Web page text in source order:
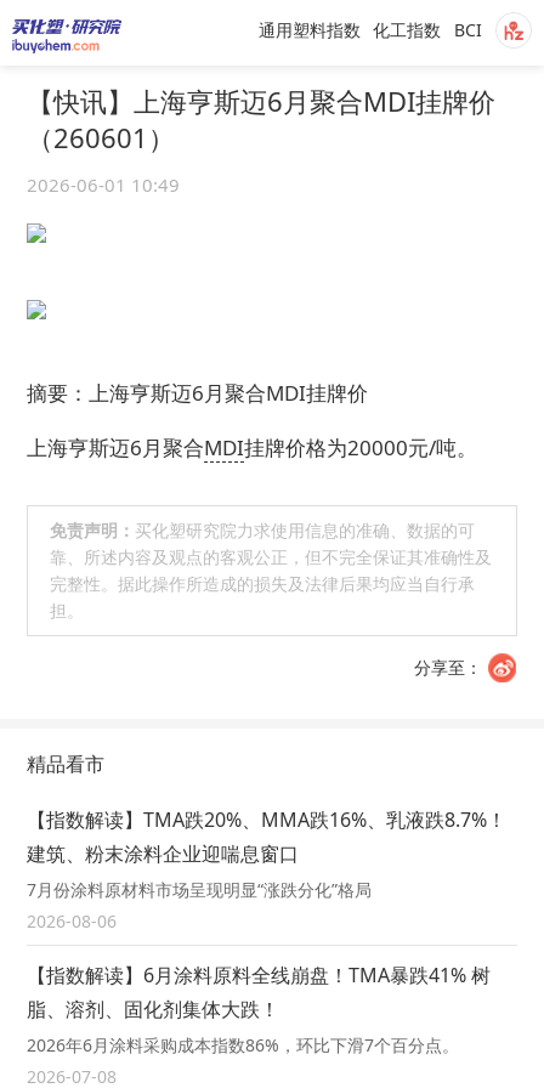
BCI
化工指数
通用塑料指数
【快讯】上海亨斯迈6月聚合MDI挂牌价
（260601）
2026-06-01 10:49
摘要：上海亨斯迈6月聚合MDI挂牌价
上海亨斯迈6月聚合MDI挂牌价格为20000元/吨。
免责声明： 买化塑研究院力求使用信息的准确、数据的可
靠、所述内容及观点的客观公正，但不完全保证其准确性及
完整性。据此操作所造成的损失及法律后果均应当自行承
担。
分享至：
精品看市
【指数解读】TMA跌20%、MMA跌16%、乳液跌8.7%！
建筑、粉末涂料企业迎喘息窗口
7月份涂料原材料市场呈现明显“涨跌分化”格局
2026-08-06
【指数解读】6月涂料原料全线崩盘！TMA暴跌41% 树
脂、溶剂、固化剂集体大跌！
2026年6月涂料采购成本指数86%，环比下滑7个百分点。
2026-07-08